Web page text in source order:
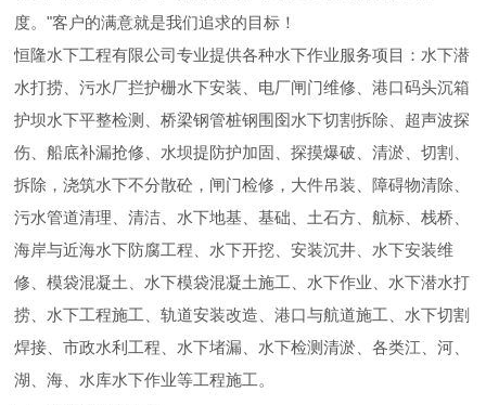
度。"客户的满意就是我们追求的目标！
恒隆水下工程有限公司专业提供各种水下作业服务项目：水下潜
水打捞、污水厂拦护栅水下安装、电厂闸门维修、港口码头沉箱
护坝水下平整检测、桥梁钢管桩钢围囹水下切割拆除、超声波探
伤、船底补漏抢修、水坝提防护加固、探摸爆破、清淤、切割、
拆除，浇筑水下不分散砼，闸门检修，大件吊装、障碍物清除、
污水管道清理、清洁、水下地基、基础、土石方、航标、栈桥、
海岸与近海水下防腐工程、水下开挖、安装沉井、水下安装维
修、模袋混凝土、水下模袋混凝土施工、水下作业、水下潜水打
捞、水下工程施工、轨道安装改造、港口与航道施工、水下切割
焊接、市政水利工程、水下堵漏、水下检测清淤、各类江、河、
湖、海、水库水下作业等工程施工。